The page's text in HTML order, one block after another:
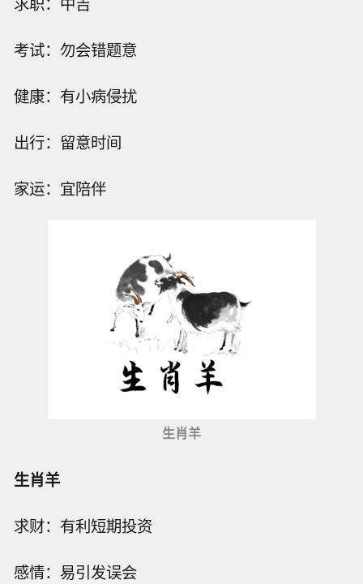
考试：勿会错题意
健康：有小病侵扰
出行：留意时间
家运：宜陪伴
生肖羊
生肖羊
求财：有利短期投资
感情：易引发误会